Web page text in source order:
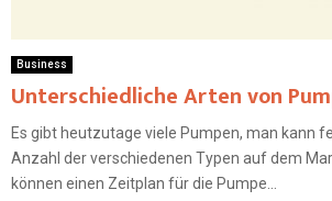
Business
Unterschiedliche Arten von
Es gibt heutzutage viele Pumpen, man kann
Anzahl der verschiedenen Typen auf dem
können einen Zeitplan für die Pumpe...